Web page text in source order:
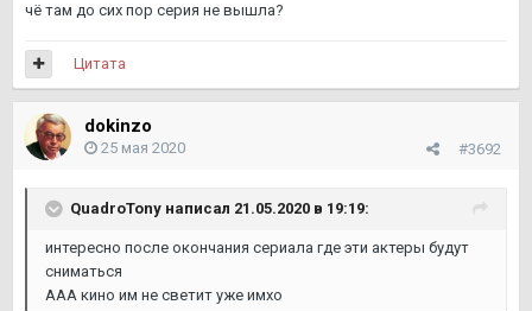
чё там до сих пор серия не вышла?
Цитата
dokinzo
#3692
25 мая 2020
QuadroTony написал 21.05.2020 в 19:19:
интересно после окончания сериала где эти актеры будут
сниматься
ААА кино им не светит уже имхо